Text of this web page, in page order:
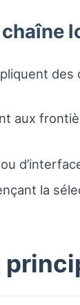
aux
ou
la